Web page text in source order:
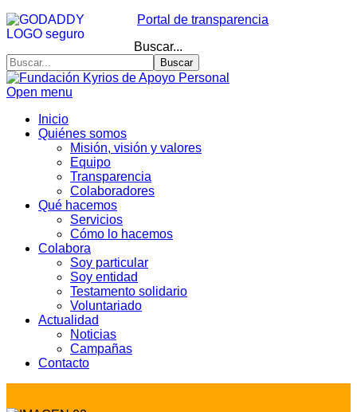
Portal de transparencia
Buscar...
Buscar
Open menu
Inicio
Quiénes somos
Misión, visión y valores
Equipo
Transparencia
Colaboradores
Qué hacemos
Servicios
Cómo lo hacemos
Colabora
Soy particular
Soy entidad
Testamento solidario
Voluntariado
Actualidad
Noticias
Campañas
Contacto